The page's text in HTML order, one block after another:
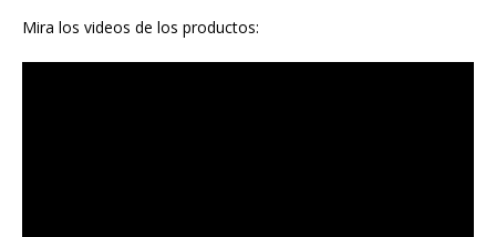
Mira los videos de los productos: